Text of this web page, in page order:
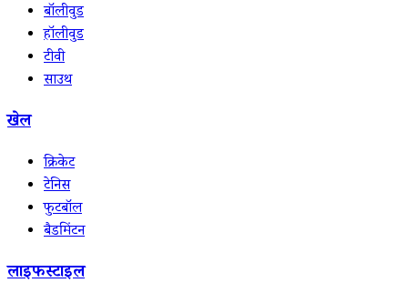
बॉलीवुड
हॉलीवुड
टीवी
साउथ
खेल
क्रिकेट
टेनिस
फुटबॉल
बैडमिंटन
लाइफस्टाइल